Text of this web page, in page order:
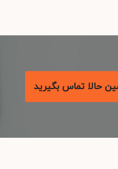
حالا تماس بگیرید